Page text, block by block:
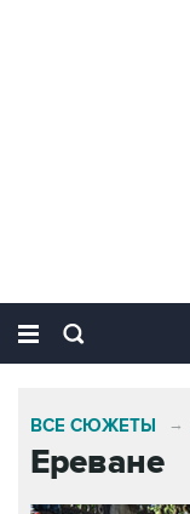
ВСЕ СЮЖЕТЫ →
Ереване